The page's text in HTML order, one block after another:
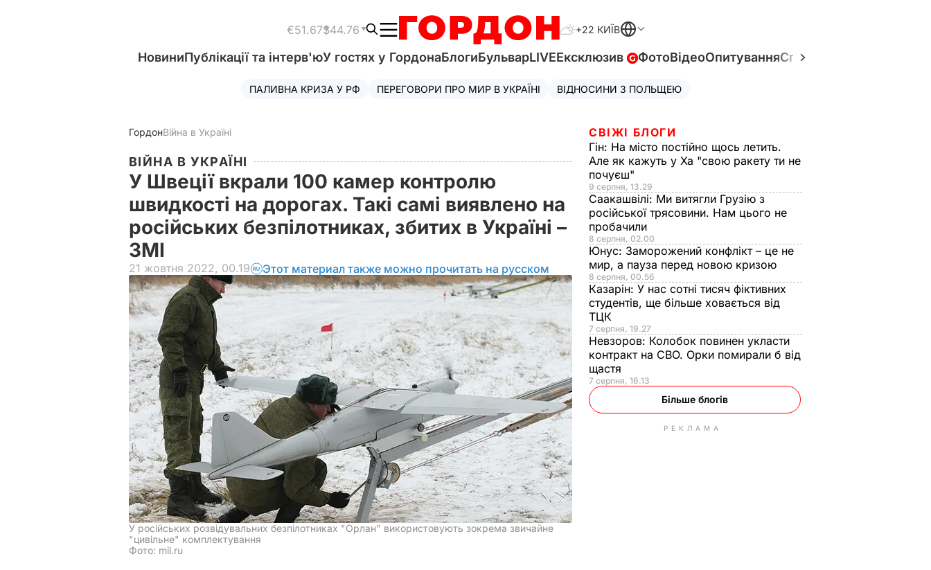
€51.67$44.76 +22 КИЇВ
НовиниПублікації та інтерв'юУ гостях у ГордонаБлогиБульварLIVEЕксклюзив ФотоВідеоОпитуванняСпецпроєкти
ПАЛИВНА КРИЗА У РФ ПЕРЕГОВОРИ ПРО МИР В УКРАЇНІ ВІДНОСИНИ З ПОЛЬЩЕЮ
ГордонВійна в Україні
ВІЙНА В УКРАЇНІ
У Швеції вкрали 100 камер контролю
швидкості на дорогах. Такі самі виявлено на
російських безпілотниках, збитих в Україні –
ЗМІ
21 жовтня 2022, 00.19 Этот материал также можно прочитать на русском
У російських розвідувальних безпілотниках "Орлан" використовують зокрема звичайне
"цивільне" комплектування
Фото: mil.ru
СВІЖІ БЛОГИ
Гін: На місто постійно щось летить.
Але як кажуть у Ха "свою ракету ти не
почуєш"
9 серпня, 13.29
Саакашвілі: Ми витягли Грузію з
російської трясовини. Нам цього не
пробачили
8 серпня, 02.00
Юнус: Заморожений конфлікт – це не
мир, а пауза перед новою кризою
8 серпня, 00.56
Казарін: У нас сотні тисяч фіктивних
студентів, ще більше ховається від
ТЦК
7 серпня, 19.27
Невзоров: Колобок повинен укласти
контракт на СВО. Орки помирали б від
щастя
7 серпня, 16.13
Більше блогів
РЕКЛАМА